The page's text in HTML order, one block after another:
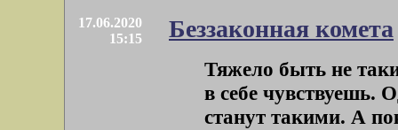
17.06.2020
15:15
Беззаконная комета
Тяжело быть не
в себе чувствуешь.
станут такими. А